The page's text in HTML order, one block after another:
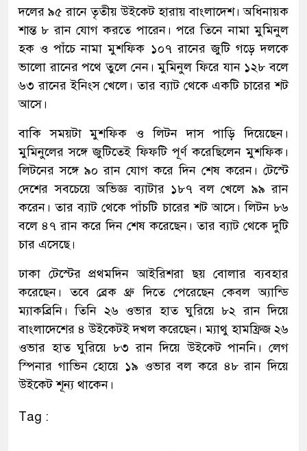
দলের ৯৫ রানে তৃতীয় উইকেট হারায় বাংলাদেশ। অধিনায়ক
শান্ত ৮ রান যোগ করতে পারেন। পরে তিনে নামা মুমিনুল
হক ও পাঁচে নামা মুশফিক ১০৭ রানের জুটি গড়ে দলকে
ভালো রানের পথে তুলে নেন। মুমিনুল ফিরে যান ১২৮ বলে
৬৩ রানের ইনিংস খেলে। তার ব্যাট থেকে একটি চারের শট
আসে।
বাকি সময়টা মুশফিক ও লিটন দাস পাড়ি দিয়েছেন।
মুমিনুলের সঙ্গে জুটিতেই ফিফটি পূর্ণ করেছিলেন মুশফিক।
লিটনের সঙ্গে ৯০ রান যোগ করে দিন শেষ করেন। টেস্টে
দেশের সবচেয়ে অভিজ্ঞ ব্যাটার ১৮৭ বল খেলে ৯৯ রান
করেন। তার ব্যাট থেকে পাঁচটি চারের শট আসে। লিটন ৮৬
বলে ৪৭ রান করে দিন শেষ করেছেন। তার ব্যাট থেকে দুটি
চার এসেছে।
ঢাকা টেস্টের প্রথমদিন আইরিশরা ছয় বোলার ব্যবহার
করেছেন। তবে ব্রেক থ্রু দিতে পেরেছেন কেবল অ্যান্ডি
ম্যাকব্রিনি। তিনি ২৬ ওভার হাত ঘুরিয়ে ৮২ রান দিয়ে
বাংলাদেশের ৪ উইকেটই দখল করেছেন। ম্যাথু হামফ্রিজ ২৬
ওভার হাত ঘুরিয়ে ৮৩ রান দিয়ে উইকেট পাননি। লেগ
স্পিনার গাভিন হোয়ে ১৯ ওভার বল করে ৪৮ রান দিয়ে
উইকেট শূন্য থাকেন।
Tag :